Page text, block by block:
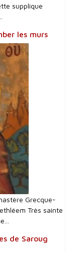
supplique
les murs
Grecque-
Très sainte
de Saroug